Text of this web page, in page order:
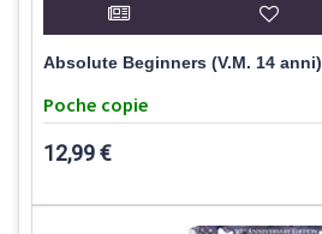
Absolute Beginners (V.M. 14 anni)
Poche copie
12,99 €